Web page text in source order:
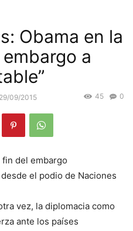
Obama en la
a
29/09/2015 0
45
fin del embargo
el podio de Naciones
vez, la diplomacia como
ante los países